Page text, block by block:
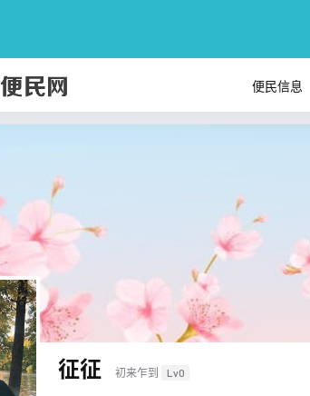
便民信息
征征 初来乍到 Lv0